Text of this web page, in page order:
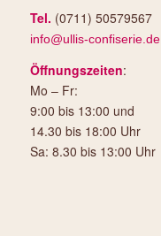
Tel. (0711) 50579567
info@ullis-confiserie.de
Öffnungszeiten:
Mo – Fr:
9:00 bis 13:00 und
14.30 bis 18:00 Uhr
Sa: 8.30 bis 13:00 Uhr